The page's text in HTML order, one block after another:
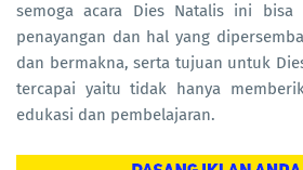
semoga acara Dies Natalis ini
penayangan dan hal yang
dan bermakna, serta tujuan untuk
tercapai yaitu tidak hanya
edukasi dan pembelajaran.